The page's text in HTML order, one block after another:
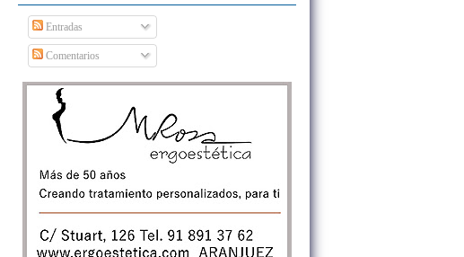
Entradas
Comentarios